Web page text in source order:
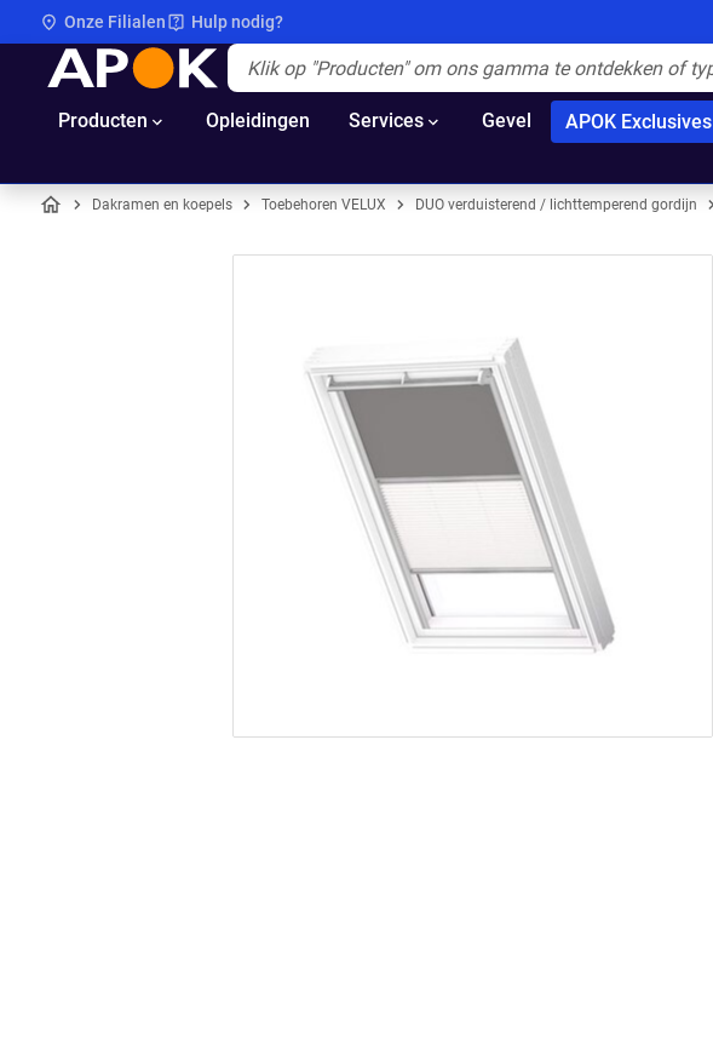
Onze Filialen Hulp nodig?
APOK
Producten Opleidingen Services Gevel APOK Exclusives
Dakramen en koepels Toebehoren VELUX DUO verduisterend / lichttemperend gordijn